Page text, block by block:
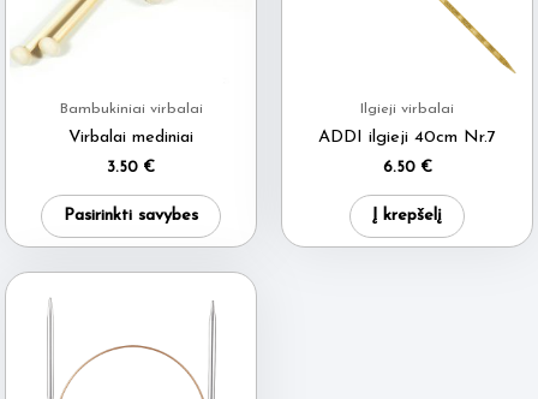
Bambukiniai virbalai
Virbalai mediniai
3.50 €
Pasirinkti savybes
product
Ilgieji virbalai
ADDI ilgieji 40cm Nr.7
6.50 €
Į krepšelį